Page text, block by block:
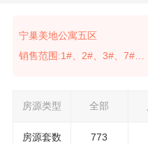
宁巢美地公寓五区
销售范围:1#、2#、3#、7#、8#、9#
房源类型 全部
房源套数 773